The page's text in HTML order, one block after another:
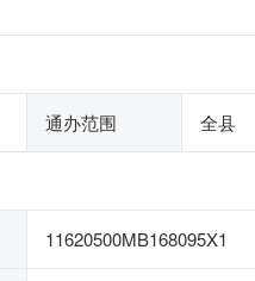
通办范围 全县
11620500MB168095X1